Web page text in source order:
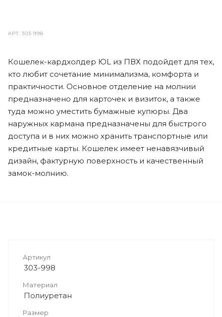
АРТ.303-998
Кошелек-кардхолдер ЮL из ПВХ подойдет для тех,
кто любит сочетание минимализма, комфорта и
практичности. Основное отделение на молнии
предназначено для карточек и визиток, а также
туда можно уместить бумажные купюры. Два
наружных кармана предназначены для быстрого
доступа и в них можно хранить транспортные или
кредитные карты. Кошелек имеет ненавязчивый
дизайн, фактурную поверхность и качественный
замок-молнию.
Артикул
303-998
Материал
Полиуретан
Размер